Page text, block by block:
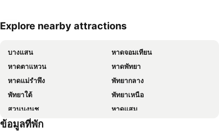
Explore nearby attractions
บางแสน
หาดจอมเทียน
หาดตาแหวน
หาดพัทยา
หาดแม่รำพึง
พัทยากลาง
พัทยาใต้
พัทยาเหนือ
สวนนงนุช
หาดแสม
เขาพระใหญ่
ข้อมูลที่พัก